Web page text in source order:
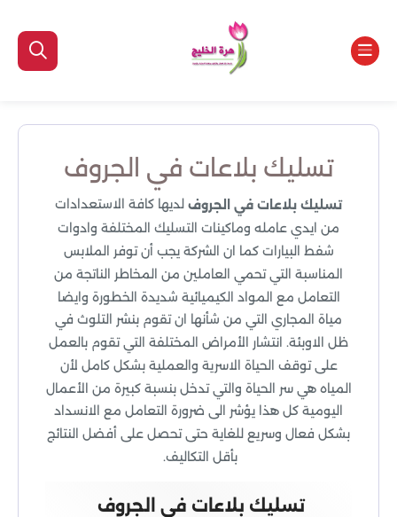
تسليك بلاعات في الجروف
تسليك بلاعات في الجروف لديها كافة الاستعدادات
من ايدي عامله وماكينات التسليك المختلفة وادوات
شفط البيارات كما ان الشركة يجب أن توفر الملابس
المناسبة التي تحمي العاملين من المخاطر الناتجة من
التعامل مع المواد الكيميائية شديدة الخطورة وايضا
مياة المجاري التي من شأنها ان تقوم بنشر التلوث في
ظل الاوبئة. انتشار الأمراض المختلفة التي تقوم بالعمل
على توقف الحياة الاسرية والعملية بشكل كامل لأن
المياه هي سر الحياة والتي تدخل بنسبة كبيرة من الأعمال
اليومية كل هذا يؤشر الى ضرورة التعامل مع الانسداد
بشكل فعال وسريع للغاية حتى تحصل على أفضل النتائج
بأقل التكاليف.
تسليك بلاعات في الجروف